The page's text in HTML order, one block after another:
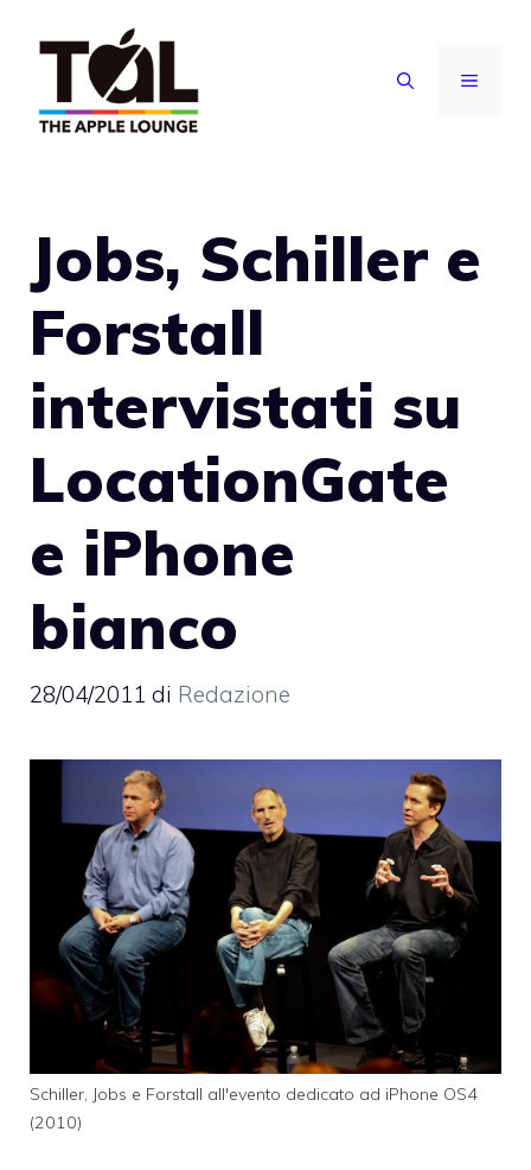
contenuto
MENU
Jobs, Schiller e
Forstall
intervistati su
LocationGate
e iPhone
bianco
28/04/2011 di Redazione
Schiller, Jobs e Forstall all'evento dedicato ad iPhone OS4
(2010)